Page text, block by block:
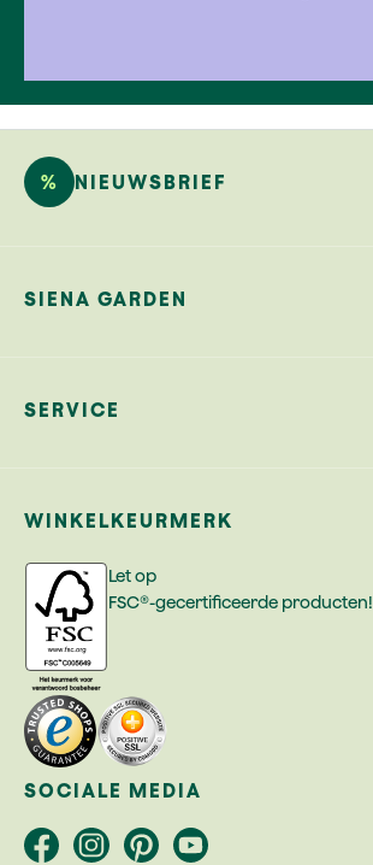
% NIEUWSBRIEF
SIENA GARDEN
SERVICE
WINKELKEURMERK
Let op
FSC®-gecertificeerde producten!
SOCIALE MEDIA